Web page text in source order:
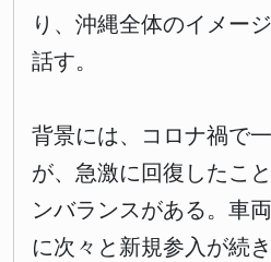
り、沖縄全体のイメー
話す。
背景には、コロナ禍で
が、急激に回復したこ
ンバランスがある。車
に次々と新規参入が続